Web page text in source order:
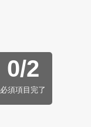
0/2
必須項目完了